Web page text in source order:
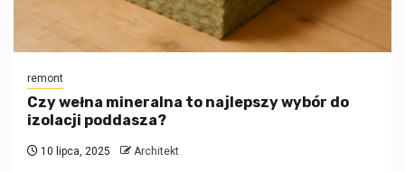
remont
Czy wełna mineralna to najlepszy wybór do
izolacji poddasza?
10 lipca, 2025 Architekt